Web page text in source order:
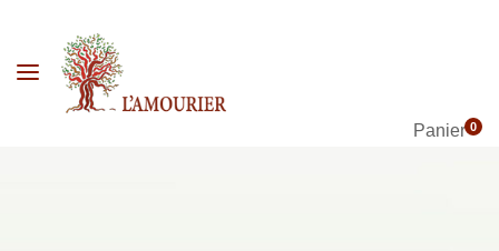
Panier0